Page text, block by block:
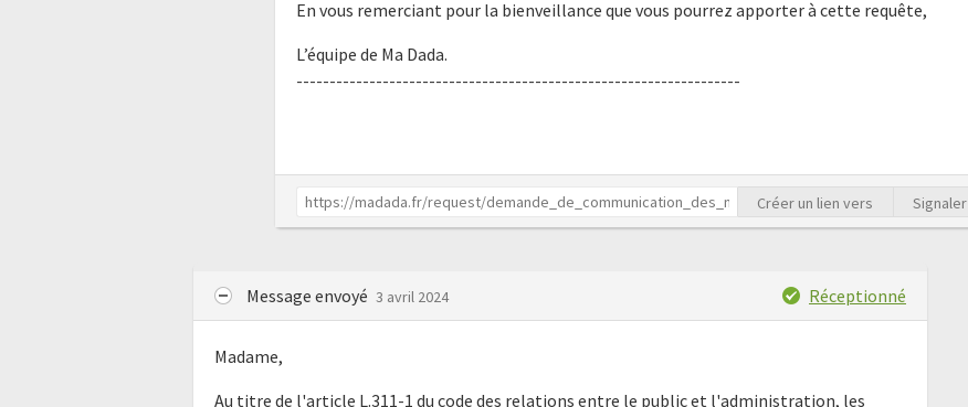
En vous remerciant pour la bienveillance que vous pourrez apporter à cette requête,
L’équipe de Ma Dada.
-------------------------------------------------------------------
Créer un lien vers Signaler
Message envoyé 3 avril 2024 Réceptionné
Madame,
Au titre de l'article L.311-1 du code des relations entre le public et l'administration, les